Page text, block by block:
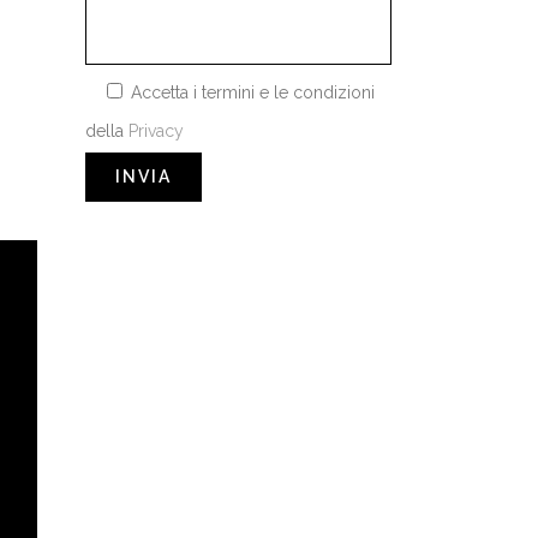
Accetta i termini e le condizioni
della Privacy